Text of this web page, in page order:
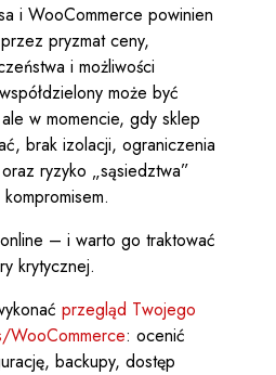
i WooCommerce powinien
pryzmat ceny,
i możliwości
może być
w momencie, gdy sklep
brak izolacji, ograniczenia
ryzyko „sąsiedztwa”
– i warto go traktować
krytycznej.
przegląd Twojego
WooCommerce: ocenić
backupy, dostęp